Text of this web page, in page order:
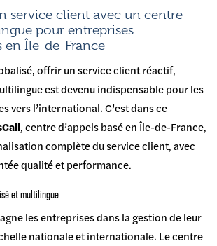
service client avec un centre
pour entreprises
Île-de-France
offrir un service client réactif,
est devenu indispensable pour les
vers l’international. C’est dans ce
, centre d’appels basé en Île-de-France,
complète du service client, avec
qualité et performance.
et multilingue
les entreprises dans la gestion de leur
nationale et internationale. Le centre